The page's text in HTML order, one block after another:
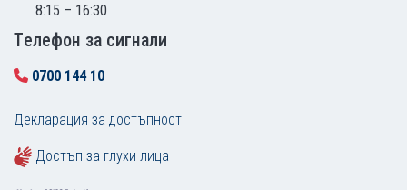
8:15 – 16:30
Tелефон за сигнали
0700 144 10
Декларация за достъпност
Достъп за глухи лица